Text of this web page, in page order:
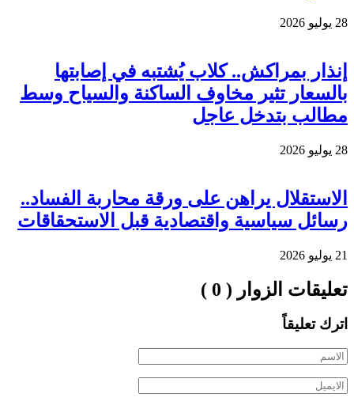
28 يوليو 2026
إنذار بمراكش.. كلاب يُشتبه في إصابتها
بالسعار تثير مخاوف الساكنة والسياح وسط
مطالب بتدخل عاجل
28 يوليو 2026
الاستقلال يراهن على ورقة محاربة الفساد..
رسائل سياسية واقتصادية قبل الاستحقاقات
21 يوليو 2026
تعليقات الزوار ( 0 )
اترك تعليقاً